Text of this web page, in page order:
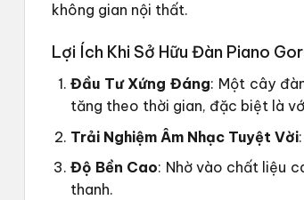
không gian nội thất.
Lợi Ích Khi Sở Hữu Đàn Piano
Đầu Tư Xứng Đáng: Một cây
tăng theo thời gian, đặc biệt là
Trải Nghiệm Âm Nhạc Tuyệt Vời
Độ Bền Cao: Nhờ vào chất liệu
thanh.